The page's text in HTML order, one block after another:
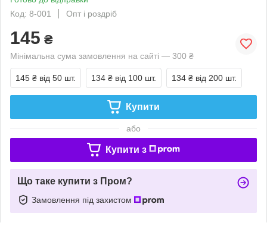
Код: 8-001
Опт і роздріб
145 ₴
Мінімальна сума замовлення на сайті — 300 ₴
145 ₴ від 50 шт. 134 ₴ від 100 шт. 134 ₴ від 200 шт.
Купити
або
Купити з
Що таке купити з Пром?
Замовлення під захистом